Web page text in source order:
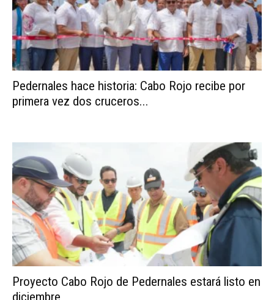
Pedernales hace historia: Cabo Rojo recibe por
primera vez dos cruceros...
Proyecto Cabo Rojo de Pedernales estará listo en
diciembre